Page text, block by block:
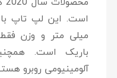
باریک است.